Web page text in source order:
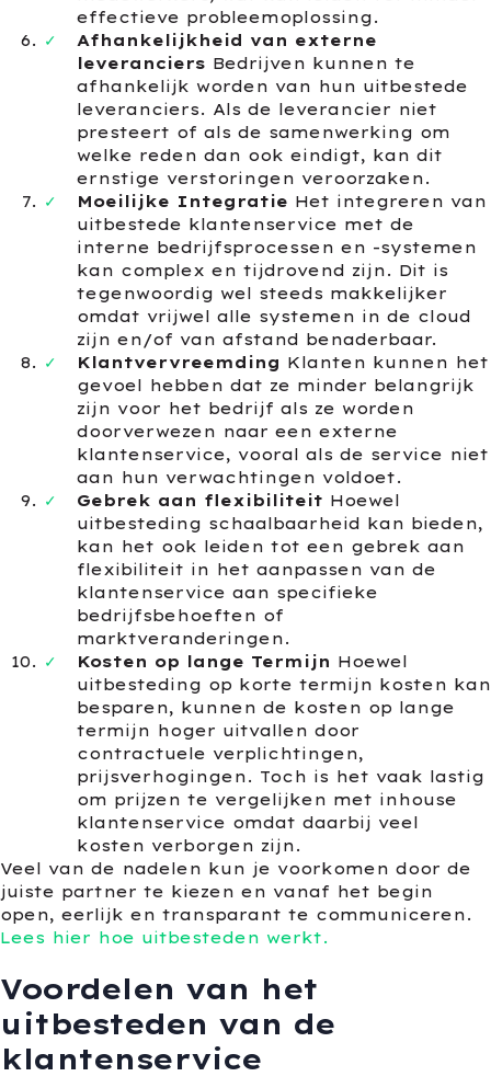
effectieve probleemoplossing.
Afhankelijkheid van externe
leveranciers Bedrijven kunnen te
afhankelijk worden van hun uitbestede
leveranciers. Als de leverancier niet
presteert of als de samenwerking om
welke reden dan ook eindigt, kan dit
ernstige verstoringen veroorzaken.
Moeilijke Integratie Het integreren van
uitbestede klantenservice met de
interne bedrijfsprocessen en -systemen
kan complex en tijdrovend zijn. Dit is
tegenwoordig wel steeds makkelijker
omdat vrijwel alle systemen in de cloud
zijn en/of van afstand benaderbaar.
Klantvervreemding Klanten kunnen het
gevoel hebben dat ze minder belangrijk
zijn voor het bedrijf als ze worden
doorverwezen naar een externe
klantenservice, vooral als de service niet
aan hun verwachtingen voldoet.
Gebrek aan flexibiliteit Hoewel
uitbesteding schaalbaarheid kan bieden,
kan het ook leiden tot een gebrek aan
flexibiliteit in het aanpassen van de
klantenservice aan specifieke
bedrijfsbehoeften of
marktveranderingen.
Kosten op lange Termijn Hoewel
uitbesteding op korte termijn kosten kan
besparen, kunnen de kosten op lange
termijn hoger uitvallen door
contractuele verplichtingen,
prijsverhogingen. Toch is het vaak lastig
om prijzen te vergelijken met inhouse
klantenservice omdat daarbij veel
kosten verborgen zijn.
Veel van de nadelen kun je voorkomen door de
juiste partner te kiezen en vanaf het begin
open, eerlijk en transparant te communiceren.
Lees hier hoe uitbesteden werkt.
Voordelen van het
uitbesteden van de
klantenservice